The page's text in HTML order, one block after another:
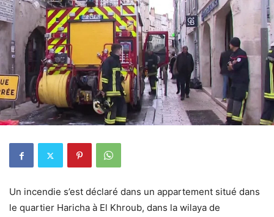
Un incendie s’est déclaré dans un appartement situé dans
le quartier Haricha à El Khroub, dans la wilaya de